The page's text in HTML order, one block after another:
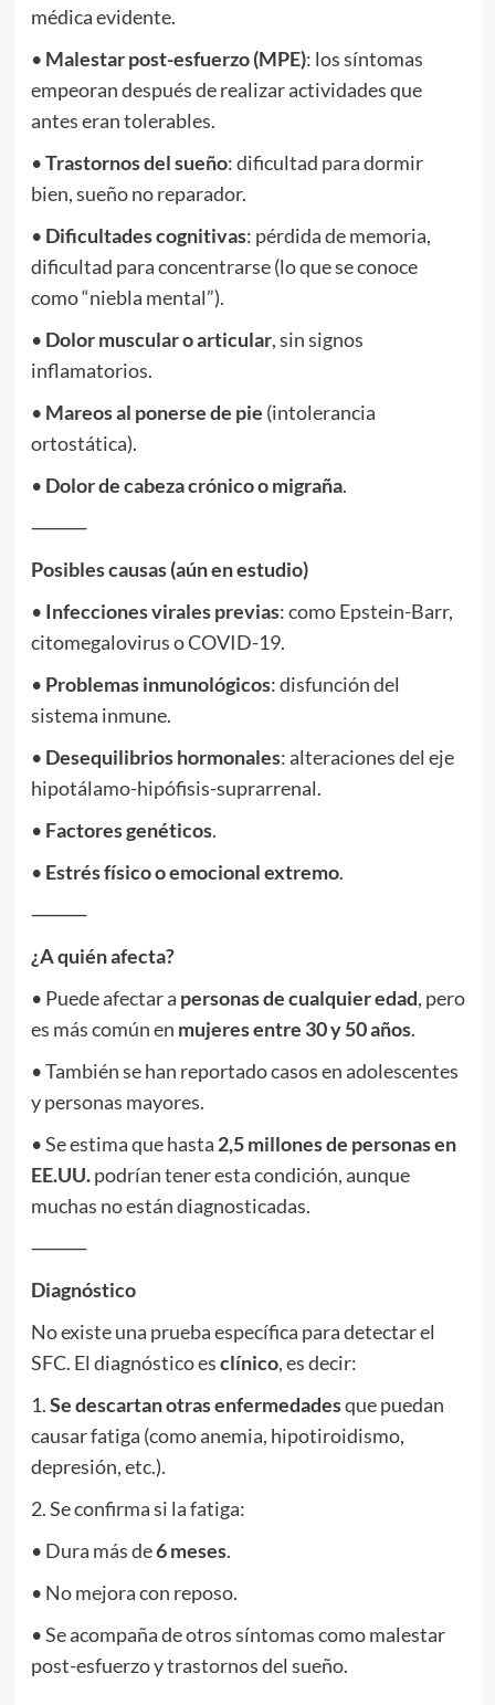
médica evidente.
• Malestar post-esfuerzo (MPE): los síntomas
empeoran después de realizar actividades que
antes eran tolerables.
•Trastornos del sueño: dificultad para dormir
bien, sueño no reparador.
• Dificultades cognitivas: pérdida de memoria,
dificultad para concentrarse (lo que se conoce
como “niebla mental”).
• Dolor muscular o articular, sin signos
inflamatorios.
• Mareos al ponerse de pie (intolerancia
ortostática).
• Dolor de cabeza crónico o migraña.
⸻
Posibles causas (aún en estudio)
• Infecciones virales previas: como Epstein-Barr,
citomegalovirus o COVID-19.
• Problemas inmunológicos: disfunción del
sistema inmune.
• Desequilibrios hormonales: alteraciones del eje
hipotálamo-hipófisis-suprarrenal.
• Factores genéticos.
• Estrés físico o emocional extremo.
⸻
¿A quién afecta?
• Puede afectar a personas de cualquier edad, pero
es más común en mujeres entre 30 y 50 años.
• También se han reportado casos en adolescentes
y personas mayores.
• Se estima que hasta 2,5 millones de personas en
EE.UU.podrían tener esta condición, aunque
muchas no están diagnosticadas.
⸻
Diagnóstico
No existe una prueba específica para detectar el
SFC. El diagnóstico esclínico, es decir:
1.Se descartan otras enfermedadesque puedan
causar fatiga (como anemia, hipotiroidismo,
depresión, etc.).
2. Se confirma si la fatiga:
• Dura más de6 meses.
• No mejora con reposo.
• Se acompaña de otros síntomas como malestar
post-esfuerzo y trastornos del sueño.